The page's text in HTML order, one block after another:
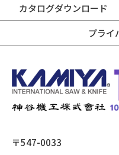
カタログダウンロード
プライ
〒547-0033